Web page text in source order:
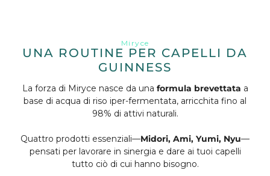
UNA ROUTINE PER CAPELLI DA
GUINNESS
Miryce
La forza di Miryce nasce da una formula brevettata a
base di acqua di riso iper-fermentata, arricchita fino al
98% di attivi naturali.
Quattro prodotti essenziali—Midori, Ami, Yumi, Nyu—
pensati per lavorare in sinergia e dare ai tuoi capelli
tutto ciò di cui hanno bisogno.